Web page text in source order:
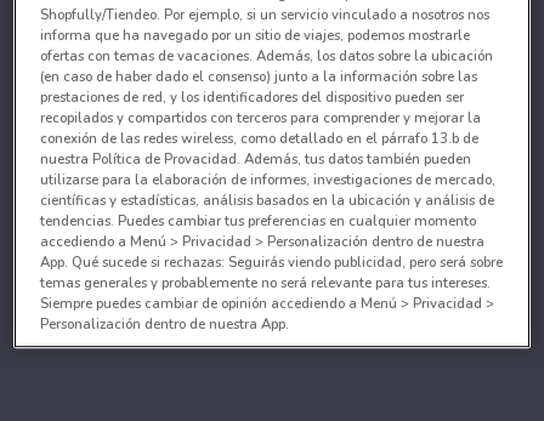
Shopfully/Tiendeo. Por ejemplo, si un servicio vinculado a nosotros nos
informa que ha navegado por un sitio de viajes, podemos mostrarle
ofertas con temas de vacaciones. Además, los datos sobre la ubicación
(en caso de haber dado el consenso) junto a la información sobre las
prestaciones de red, y los identificadores del dispositivo pueden ser
recopilados y compartidos con terceros para comprender y mejorar la
conexión de las redes wireless, como detallado en el párrafo 13.b de
nuestra Política de Provacidad. Además, tus datos también pueden
utilizarse para la elaboración de informes, investigaciones de mercado,
científicas y estadísticas, análisis basados en la ubicación y análisis de
tendencias. Puedes cambiar tus preferencias en cualquier momento
accediendo a Menú > Privacidad > Personalización dentro de nuestra
App. Qué sucede si rechazas: Seguirás viendo publicidad, pero será sobre
temas generales y probablemente no será relevante para tus intereses.
Siempre puedes cambiar de opinión accediendo a Menú > Privacidad >
Personalización dentro de nuestra App.